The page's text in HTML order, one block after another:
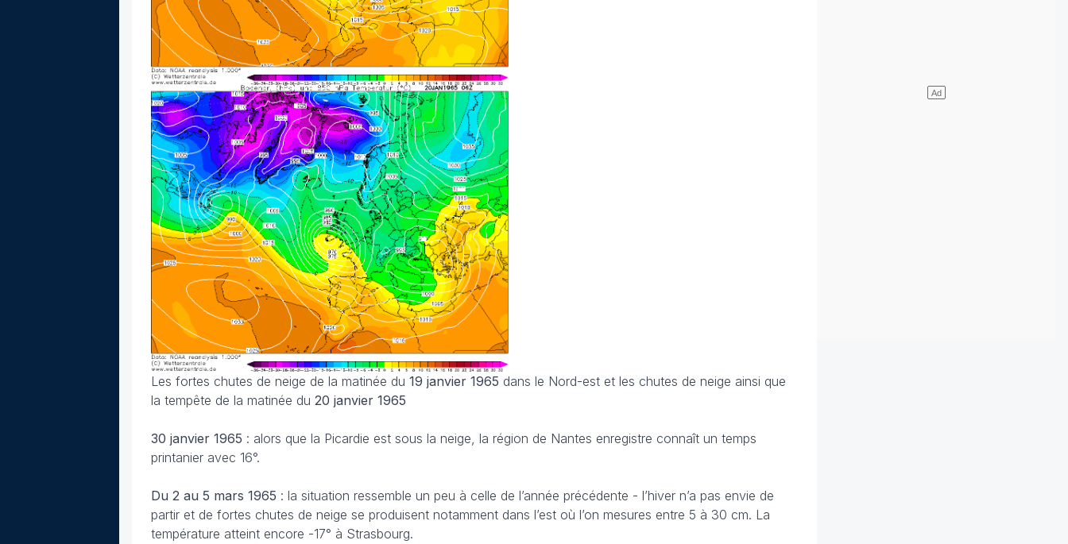
Les fortes chutes de neige de la matinée du 19 janvier 1965 dans le Nord-est et les chutes de neige ainsi que
la tempête de la matinée du 20 janvier 1965
30 janvier 1965 : alors que la Picardie est sous la neige, la région de Nantes enregistre connaît un temps
printanier avec 16°.
Du 2 au 5 mars 1965 : la situation ressemble un peu à celle de l’année précédente - l’hiver n’a pas envie de
partir et de fortes chutes de neige se produisent notamment dans l’est où l’on mesures entre 5 à 30 cm. La
température atteint encore -17° à Strasbourg.